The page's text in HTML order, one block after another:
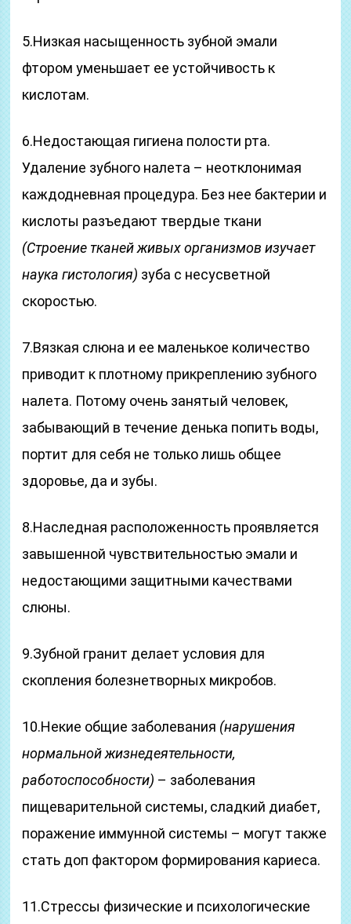
5.Низкая насыщенность зубной эмали
фтором уменьшает ее устойчивость к
кислотам.
6.Недостающая гигиена полости рта.
Удаление зубного налета – неотклонимая
каждодневная процедура. Без нее бактерии и
кислоты разъедают твердые ткани
(Строение тканей живых организмов изучает
наука гистология) зуба с несусветной
скоростью.
7.Вязкая слюна и ее маленькое количество
приводит к плотному прикреплению зубного
налета. Потому очень занятый человек,
забывающий в течение денька попить воды,
портит для себя не только лишь общее
здоровье, да и зубы.
8.Наследная расположенность проявляется
завышенной чувствительностью эмали и
недостающими защитными качествами
слюны.
9.Зубной гранит делает условия для
скопления болезнетворных микробов.
10.Некие общие заболевания (нарушения
нормальной жизнедеятельности,
работоспособности) – заболевания
пищеварительной системы, сладкий диабет,
поражение иммунной системы – могут также
стать доп фактором формирования кариеса.
11.Стрессы физические и психологические